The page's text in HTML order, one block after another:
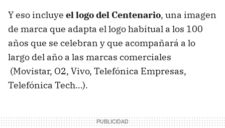
Y eso incluye el logo del Centenario, una imagen
de marca que adapta el logo habitual a los 100
años que se celebran y que acompañará a lo
largo del año a las marcas comerciales
(Movistar, O2, Vivo, Telefónica Empresas,
Telefónica Tech…).